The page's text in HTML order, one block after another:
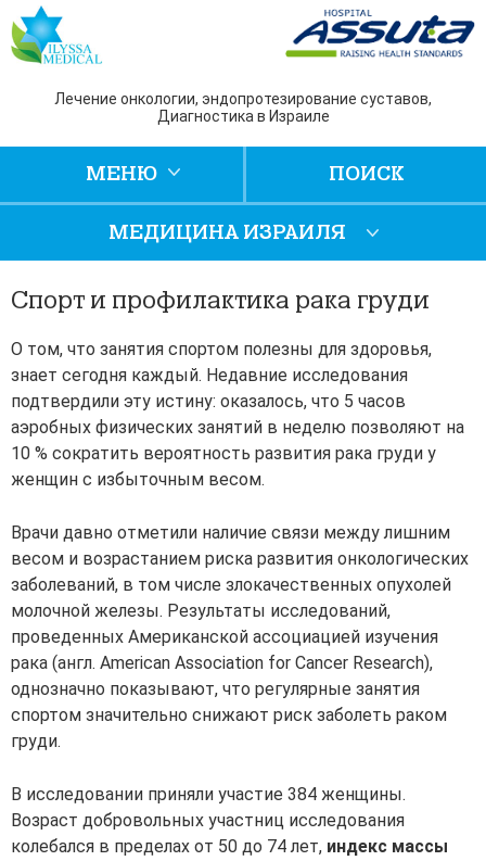
Лечение онкологии, эндопротезирование суставов,
Диагностика в Израиле
ПОИСК
МЕНЮ
Спорт и профилактика рака груди
О том, что занятия спортом полезны для здоровья,
знает сегодня каждый. Недавние исследования
подтвердили эту истину: оказалось, что 5 часов
аэробных физических занятий в неделю позволяют на
10 % сократить вероятность развития рака груди у
женщин с избыточным весом.
Врачи давно отметили наличие связи между лишним
весом и возрастанием риска развития онкологических
заболеваний, в том числе злокачественных опухолей
молочной железы. Результаты исследований,
проведенных Американской ассоциацией изучения
рака (англ. American Association for Cancer Research),
однозначно показывают, что регулярные занятия
спортом значительно снижают риск заболеть раком
груди.
В исследовании приняли участие 384 женщины.
Возраст добровольных участниц исследования
колебался в пределах от 50 до 74 лет, индекс массы
МЕДИЦИНА ИЗРАИЛЯ